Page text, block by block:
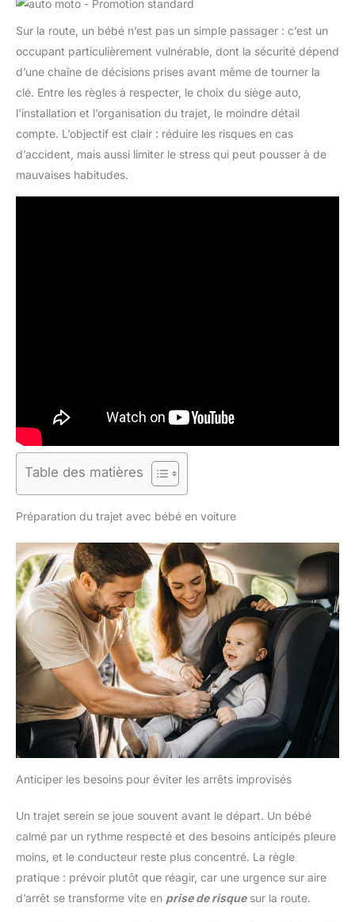
Sur la route, un bébé n’est pas un simple passager : c’est un
occupant particulièrement vulnérable, dont la sécurité dépend
d’une chaîne de décisions prises avant même de tourner la
clé. Entre les règles à respecter, le choix du siège auto,
l’installation et l’organisation du trajet, le moindre détail
compte. L’objectif est clair : réduire les risques en cas
d’accident, mais aussi limiter le stress qui peut pousser à de
mauvaises habitudes.
Table des matières
Préparation du trajet avec bébé en voiture
Anticiper les besoins pour éviter les arrêts improvisés
Un trajet serein se joue souvent avant le départ. Un bébé
calmé par un rythme respecté et des besoins anticipés pleure
moins, et le conducteur reste plus concentré. La règle
pratique : prévoir plutôt que réagir, car une urgence sur aire
d’arrêt se transforme vite en prise de risquesur la route.